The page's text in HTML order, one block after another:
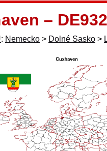
– DE932
: Nemecko > Dolné Sasko >